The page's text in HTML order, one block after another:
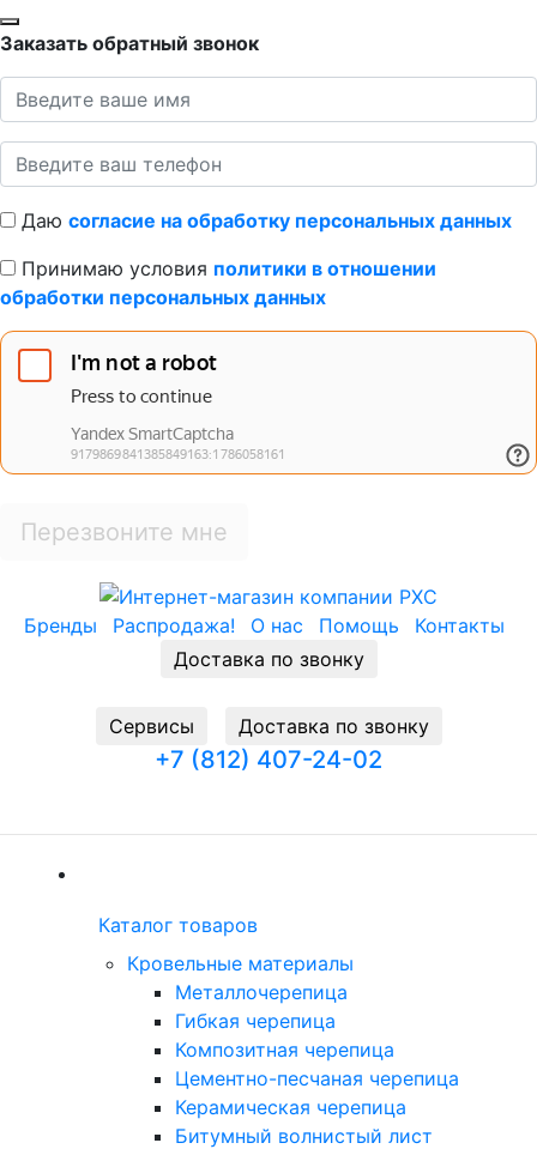
Заказать обратный звонок
Даю согласие на обработку персональных данных
Принимаю условия политики в отношении
обработки персональных данных
Перезвоните мне
Бренды Распродажа! О нас Помощь
Контакты
Доставка по звонку
Cервисы Доставка по звонку
+7 (812) 407-24-02
Каталог товаров
Кровельные материалы
Металлочерепица
Гибкая черепица
Композитная черепица
Цементно-песчаная черепица
Керамическая черепица
Битумный волнистый лист